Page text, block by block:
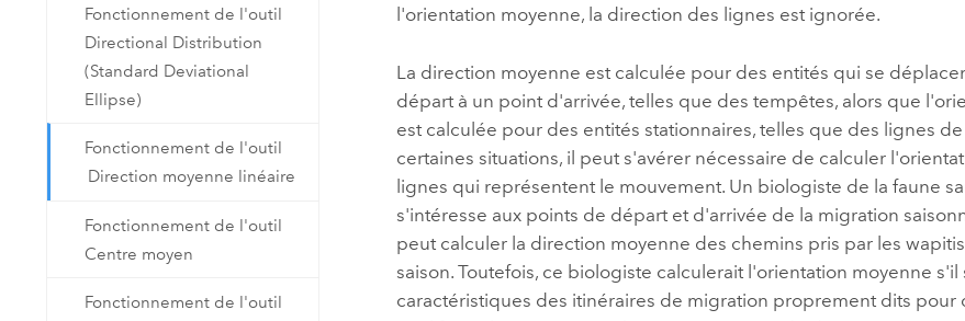
Fonctionnement de l'outil
Directional Distribution
(Standard Deviational
Ellipse)
Fonctionnement de l'outil
Direction moyenne linéaire
Fonctionnement de l'outil
Centre moyen
Fonctionnement de l'outil
l'orientation moyenne, la direction des lignes est ignorée.
La direction moyenne est calculée pour des entités qui se
départ à un point d'arrivée, telles que des tempêtes, alors que
est calculée pour des entités stationnaires, telles que des lignes de
certaines situations, il peut s'avérer nécessaire de calculer
lignes qui représentent le mouvement. Un biologiste de la faune
s'intéresse aux points de départ et d'arrivée de la migration
peut calculer la direction moyenne des chemins pris par les
saison. Toutefois, ce biologiste calculerait l'orientation moyenne s'il
caractéristiques des itinéraires de migration proprement dits pour